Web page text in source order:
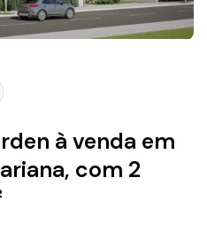
à venda em
com 2